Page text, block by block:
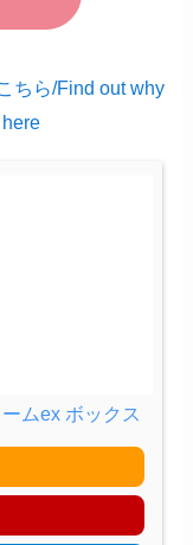
ちら/Find out why
ムex ボックス